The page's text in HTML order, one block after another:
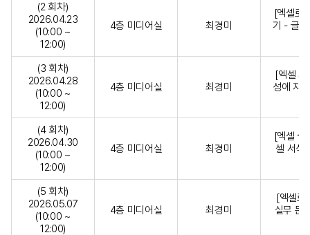
(2 회차)
2026.04.23
(10:00 ~
12:00)
4층 미디어실 최경미
[엑셀로
기 - 글꼴
(3 회차)
2026.04.28
(10:00 ~
12:00)
4층 미디어실 최경미
[엑셀
성에 자
(4 회차)
2026.04.30
(10:00 ~
12:00)
4층 미디어실 최경미
[엑셀 셀
셀 서식
(5 회차)
2026.05.07
(10:00 ~
12:00)
4층 미디어실 최경미
[엑셀로
실무 문